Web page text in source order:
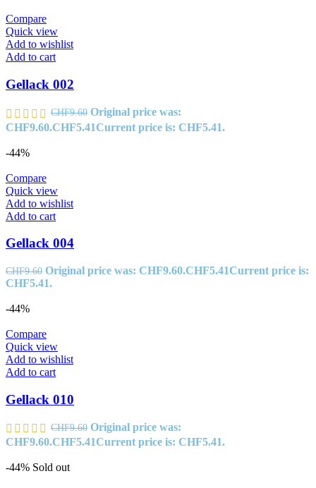
Compare
Quick view
Add to wishlist
Add to cart
Gellack 002
CHF9.60 Original price was:
CHF9.60.CHF5.41Current price is: CHF5.41.
-44%
Compare
Quick view
Add to wishlist
Add to cart
Gellack 004
CHF9.60 Original price was: CHF9.60.CHF5.41Current price is:
CHF5.41.
-44%
Compare
Quick view
Add to wishlist
Add to cart
Gellack 010
CHF9.60 Original price was:
CHF9.60.CHF5.41Current price is: CHF5.41.
-44% Sold out